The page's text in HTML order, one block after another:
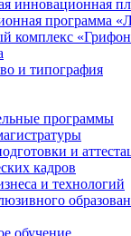
инновационная
программа
комплекс
и типография
программы
и
кадров
и технологий
обучение